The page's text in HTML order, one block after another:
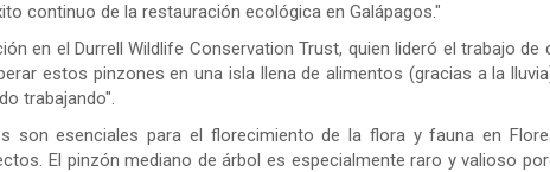
continuo de la restauración ecológica en Galápagos."
en el Durrell Wildlife Conservation Trust, quien lideró el trabajo
estos pinzones en una isla llena de alimentos (gracias a la
trabajando".
son esenciales para el florecimiento de la flora y fauna en
El pinzón mediano de árbol es especialmente raro y valioso